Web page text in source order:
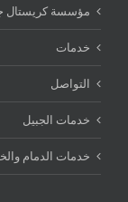
مؤسسة كريستال
خدمات
التواصل
خدمات الجبيل
خدمات الدمام